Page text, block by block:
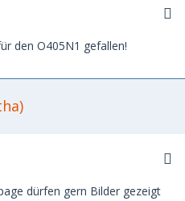
den O405N1 gefallen!
dürfen gern Bilder gezeigt